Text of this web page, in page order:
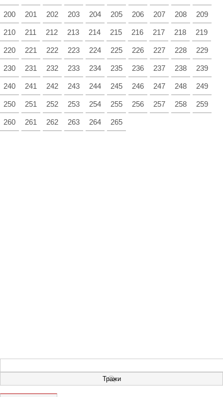
200 201 202 203 204 205 206 207 208 209
210 211 212 213 214 215 216 217 218 219
220 221 222 223 224 225 226 227 228 229
230 231 232 233 234 235 236 237 238 239
240 241 242 243 244 245 246 247 248 249
250 251 252 253 254 255 256 257 258 259
260 261 262 263 264 265